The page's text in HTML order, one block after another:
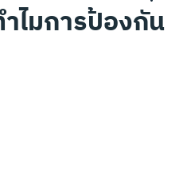
ไมการป้องกัน